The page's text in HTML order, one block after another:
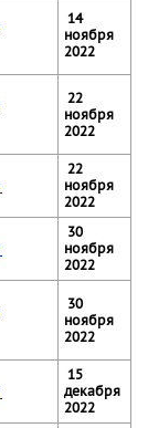
14
ноября
2022
22
ноября
2022
22
ноября
2022
30
ноября
2022
30
ноября
2022
15
декабря
2022